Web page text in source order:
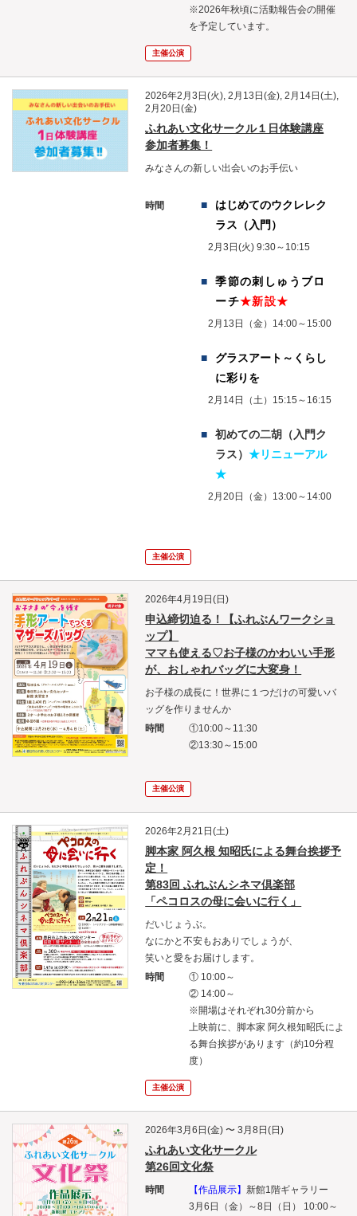
※2026年秋頃に活動報告会の開催
を予定しています。
主催公演
2026年2月3日(火), 2月13日(金), 2月14日(土),
2月20日(金)
ふれあい文化サークル１日体験講座
参加者募集！
みなさんの新しい出会いのお手伝い
時間
はじめてのウクレレク
ラス（入門）
2月3日(火) 9:30～10:15
季節の刺しゅうブロ
ーチ★新設★
2月13日（金）14:00～15:00
グラスアート～くらし
に彩りを
2月14日（土）15:15～16:15
初めての二胡（入門ク
ラス）★リニューアル
★
2月20日（金）13:00～14:00
主催公演
2026年4月19日(日)
申込締切迫る！【ふれぶんワークショ
ップ】
ママも使える♡お子様のかわいい手形
が、おしゃれバッグに大変身！
お子様の成長に！世界に１つだけの可愛いバ
ッグを作りませんか
時間
①10:00～11:30
②13:30～15:00
主催公演
2026年2月21日(土)
脚本家 阿久根 知昭氏による舞台挨拶予
定！
第83回 ふれぶんシネマ倶楽部
「ペコロスの母に会いに行く」
だいじょうぶ。
なにかと不安もおありでしょうが、
笑いと愛をお届けします。
時間
① 10:00～
② 14:00～
※開場はそれぞれ30分前から
上映前に、脚本家 阿久根知昭氏によ
る舞台挨拶があります（約10分程
度）
主催公演
2026年3月6日(金) 〜 3月8日(日)
ふれあい文化サークル
第26回文化祭
時間 【作品展示】 新館1階ギャラリー
3月6日（金）～8日（日） 10:00～